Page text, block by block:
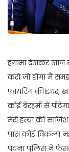
हंगामा देखकर खान
करो जो होगा मैं
फायरिंग की।इधर,
कोई बेरहमी से
मेरी हत्या की
पास कोई विकल्प
पटना पुलिस ने